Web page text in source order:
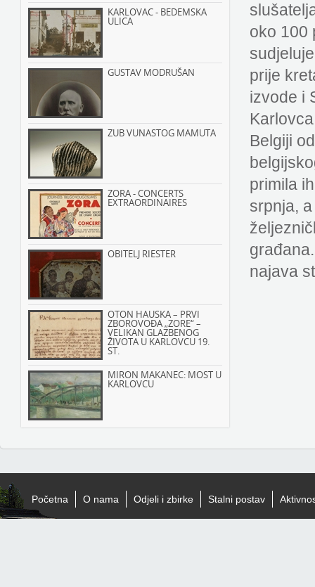
KARLOVAC - BEDEMSKA
ULICA
GUSTAV MODRUŠAN
ZUB VUNASTOG MAMUTA
ZORA - CONCERTS
EXTRAORDINAIRES
OBITELJ RIESTER
OTON HAUSKA – PRVI
ZBOROVOĐA „ZORE“ –
VELIKAN GLAZBENOG
ŽIVOTA U KARLOVCU 19.
ST.
MIRON MAKANEC: MOST U
KARLOVCU
oko 100
prije
izvode i
Belgiji
primila
srpnja,
najava
Početna O nama Odjeli i zbirke Stalni postav